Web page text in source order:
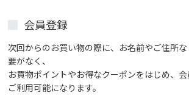
会員登録
次回からのお買い物の際に、お名前やご住所
要がなく、
お買物ポイントやお得なクーポンをはじめ、
ご利用可能になります。